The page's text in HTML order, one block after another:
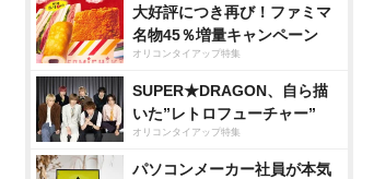
大好評につき再び！ファミマ
名物45％増量キャンペーン
オリコンタイアップ特集
SUPER★DRAGON、自ら描
いた”レトロフューチャー”
オリコンタイアップ特集
パソコンメーカー社員が本気